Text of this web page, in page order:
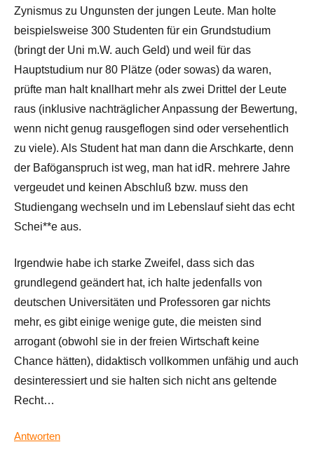
Zynismus zu Ungunsten der jungen Leute. Man holte
beispielsweise 300 Studenten für ein Grundstudium
(bringt der Uni m.W. auch Geld) und weil für das
Hauptstudium nur 80 Plätze (oder sowas) da waren,
prüfte man halt knallhart mehr als zwei Drittel der Leute
raus (inklusive nachträglicher Anpassung der Bewertung,
wenn nicht genug rausgeflogen sind oder versehentlich
zu viele). Als Student hat man dann die Arschkarte, denn
der Baföganspruch ist weg, man hat idR. mehrere Jahre
vergeudet und keinen Abschluß bzw. muss den
Studiengang wechseln und im Lebenslauf sieht das echt
Schei**e aus.
Irgendwie habe ich starke Zweifel, dass sich das
grundlegend geändert hat, ich halte jedenfalls von
deutschen Universitäten und Professoren gar nichts
mehr, es gibt einige wenige gute, die meisten sind
arrogant (obwohl sie in der freien Wirtschaft keine
Chance hätten), didaktisch vollkommen unfähig und auch
desinteressiert und sie halten sich nicht ans geltende
Recht…
Antworten